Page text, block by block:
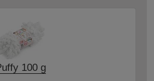
100 g